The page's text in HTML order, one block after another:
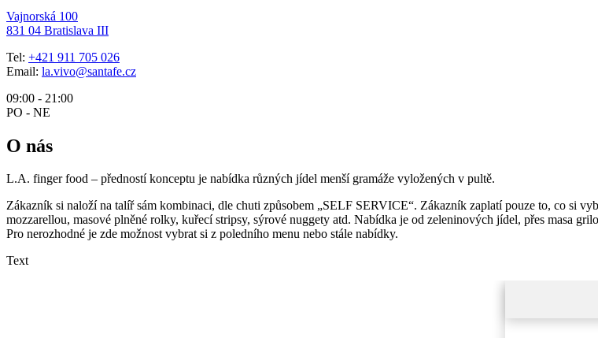
Vajnorská 100
831 04 Bratislava III
Tel: +421 911 705 026
Email: la.vivo@santafe.cz
09:00 - 21:00
PO - NE
O nás
L.A. finger food – předností konceptu je nabídka různých jídel menší gramáže vyložených v pultě.
Zákazník si naloží na talíř sám kombinaci, dle chuti způsobem „SELF SERVICE“. Zákazník zaplatí pouze to, co si
mozzarellou, masové plněné rolky, kuřecí stripsy, sýrové nuggety atd. Nabídka je od zeleninových jídel, přes masa
Pro nerozhodné je zde možnost vybrat si z poledního menu nebo stále nabídky.
Text